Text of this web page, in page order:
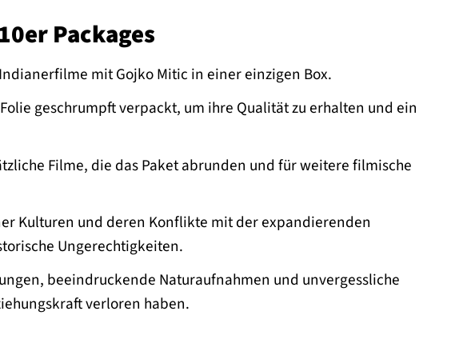
Packages
mit Gojko Mitic in einer einzigen Box.
geschrumpft verpackt, um ihre Qualität zu erhalten und ein
Filme, die das Paket abrunden und für weitere filmische
Kulturen und deren Konflikte mit der expandierenden
Ungerechtigkeiten.
beeindruckende Naturaufnahmen und unvergessliche
verloren haben.